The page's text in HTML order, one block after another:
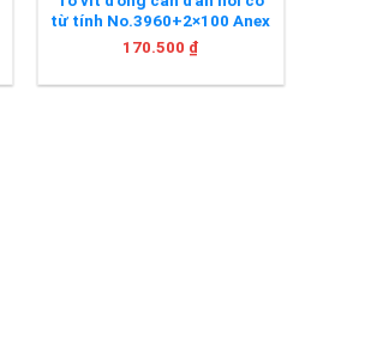
từ tính No.3960+2×100 Anex
170.500 ₫